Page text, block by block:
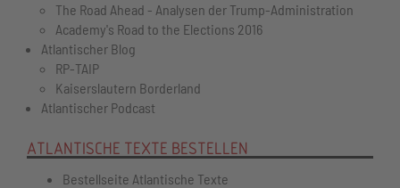
The Road Ahead - Analysen der Trump-Administration
Academy's Road to the Elections 2016
Atlantischer Blog
RP-TAIP
Kaiserslautern Borderland
Atlantischer Podcast
ATLANTISCHE TEXTE BESTELLEN
Bestellseite Atlantische Texte